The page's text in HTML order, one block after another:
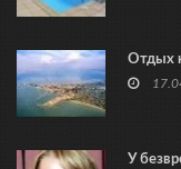
Отдых
У